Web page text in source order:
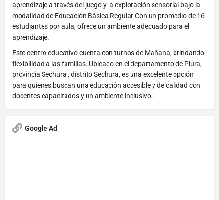
aprendizaje a través del juego y la exploración sensorial bajo la
modalidad de Educación Básica Regular Con un promedio de 16
estudiantes por aula, ofrece un ambiente adecuado para el
aprendizaje.
Este centro educativo cuenta con turnos de Mañana, brindando
flexibilidad a las familias. Ubicado en el departamento de Piura,
provincia Sechura , distrito Sechura, es una excelente opción
para quienes buscan una educación accesible y de calidad con
docentes capacitados y un ambiente inclusivo.
Google Ad